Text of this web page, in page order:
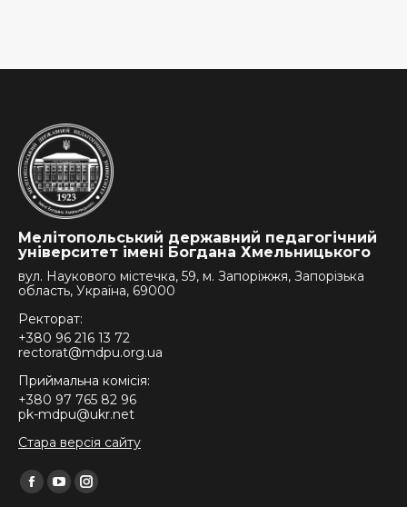
Мелітопольський державний педагогічний
університет імені Богдана Хмельницького
вул. Наукового містечка, 59, м. Запоріжжя, Запорізька
область, Україна, 69000
Ректорат:
+380 96 216 13 72
rectorat@mdpu.org.ua
Приймальна комісія:
+380 97 765 82 96
pk-mdpu@ukr.net
Стара версія сайту
Find us on:
Facebook
YouTubeInstagram